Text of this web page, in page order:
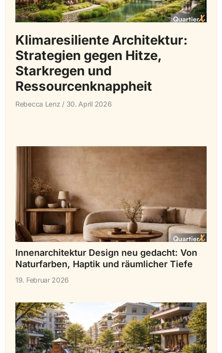
Klimaresiliente Architektur:
Strategien gegen Hitze,
Starkregen und
Ressourcenknappheit
Rebecca Lenz 30. April 2026
Innenarchitektur Design neu gedacht: Von
Naturfarben, Haptik und räumlicher Tiefe
19. Februar 2026